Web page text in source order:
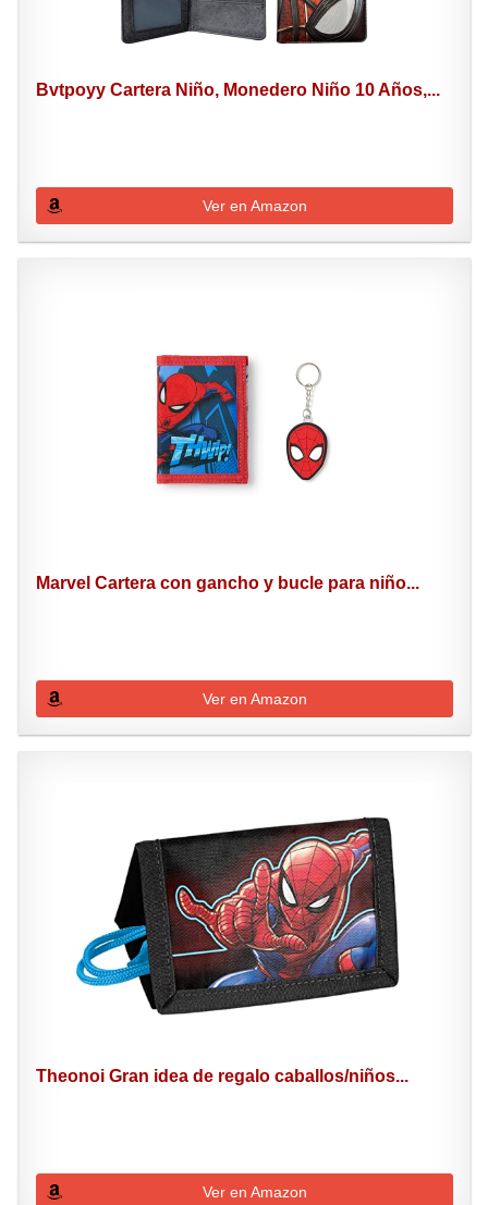
Bvtpoyy Cartera Niño, Monedero Niño 10 Años,...
Ver en Amazon
Marvel Cartera con gancho y bucle para niño...
Ver en Amazon
Theonoi Gran idea de regalo caballos/niños...
Ver en Amazon